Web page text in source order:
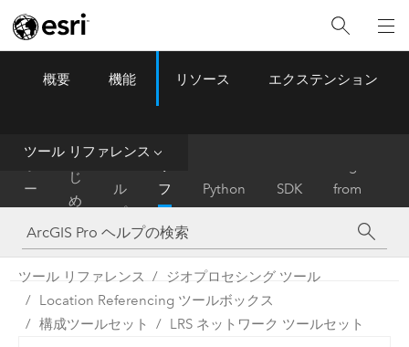
ArcGIS Pro Menu
概要 機能 リソース エクステンション
ツール リファレンス
ー
ム
は
じ
め
に
ル
プ
フ
ァ
レ
ン
ス
Python SDK
from
ArcMap
ツール リファレンス
ジオプロセシング ツール
Location Referencing ツールボックス
構成ツールセット
LRS ネットワーク ツールセット